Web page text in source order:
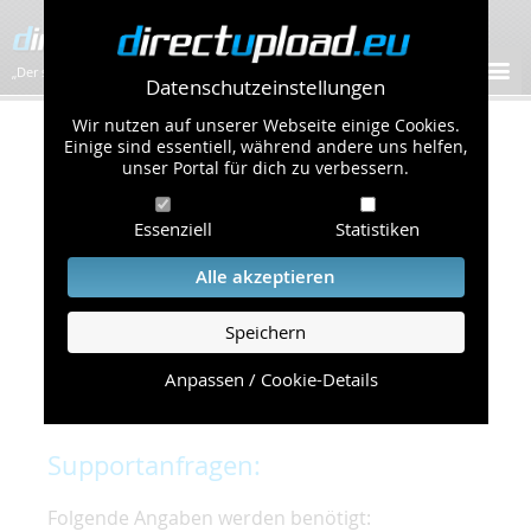
Datenschutzeinstellungen
Wir nutzen auf unserer Webseite einige Cookies.
Einige sind essentiell, während andere uns helfen,
unser Portal für dich zu verbessern.
Essenziell Statistiken
Alle akzeptieren
Speichern
Anpassen / Cookie-Details
„Der schnellste Bilder-Hoster im Web!”
Kontakt & Support
Um eine schnelle und unkomplizierte
Bearbeitung Ihres Problems zu gewährleisten,
bitten wir Sie,
folgende Punkte zu beachten und einzuhalten.
Die schnellste Hilfe finden Sie auf unserer
Seite, die die häufig gestellten Fragen
Supportanfragen:
Folgende Angaben werden benötigt: